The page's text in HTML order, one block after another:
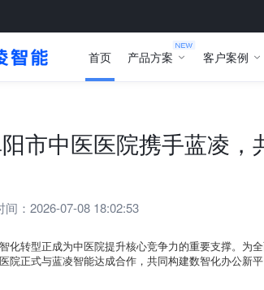
首页 产品方案 客户案例
阳市中医医院携手蓝凌
间：2026-07-08 18:02:53
化转型正成为中医院提升核心竞争力的重要支撑。为
院正式与蓝凌智能达成合作，共同构建数智化办公新